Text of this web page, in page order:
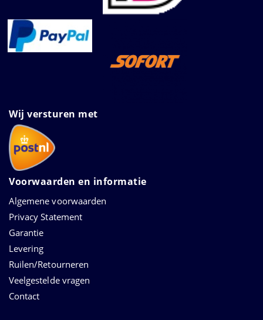
Wij versturen met
Voorwaarden en informatie
Algemene voorwaarden
Privacy Statement
Garantie
Levering
Ruilen/Retourneren
Veelgestelde vragen
Contact